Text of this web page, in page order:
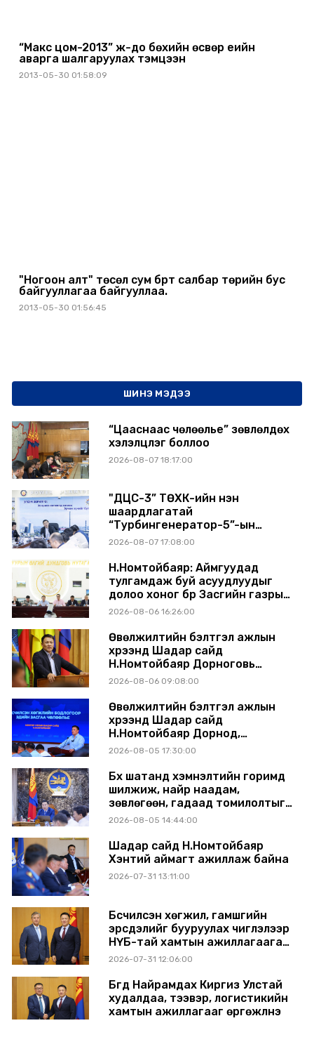
“Макс цом-2013” жү-до бөхийн өсвөр үеийн
аварга шалгаруулах тэмцээн
2013-05-30 01:58:09
"Ногоон алт" төсөл сум бүрт салбар төрийн бус
байгууллагаа байгууллаа.
2013-05-30 01:56:45
ШИНЭ МЭДЭЭ
“Цааснаас чөлөөлье” зөвлөлдөх
хэлэлцүүлэг боллоо
2026-08-07 18:17:00
"ДЦС-3” ТӨХК-ийн нэн
шаардлагатай
“Турбингенератор-5”-ын
шинэчлэлийн төсвийг
2026-08-07 17:08:00
Н.Номтойбаяр: Аймгуудад
тулгамдаж буй асуудлуудыг
долоо хоног бүр Засгийн газрын
хуралдаанд танилцуулж,
2026-08-06 16:26:00
Өвөлжилтийн бэлтгэл ажлын
хүрээнд Шадар сайд
Н.Номтойбаяр Дорноговь
аймагт ажиллав
2026-08-06 09:08:00
Өвөлжилтийн бэлтгэл ажлын
хүрээнд Шадар сайд
Н.Номтойбаяр Дорнод,
Сүхбаатар аймагт ажиллав
2026-08-05 17:30:00
Бүх шатанд хэмнэлтийн горимд
шилжиж, найр наадам,
зөвлөгөөн, гадаад томилолтыг
хориглолоо
2026-08-05 14:44:00
Шадар сайд Н.Номтойбаяр
Хэнтий аймагт ажиллаж байна
2026-07-31 13:11:00
Бүсчилсэн хөгжил, гамшгийн
эрсдэлийг бууруулах чиглэлээр
НҮБ-тай хамтын ажиллагаагаа
өргөжүүлэхээр санал солилцлоо
2026-07-31 12:06:00
Бүгд Найрамдах Киргиз Улстай
худалдаа, тээвэр, логистикийн
хамтын ажиллагааг өргөжүүлнэ